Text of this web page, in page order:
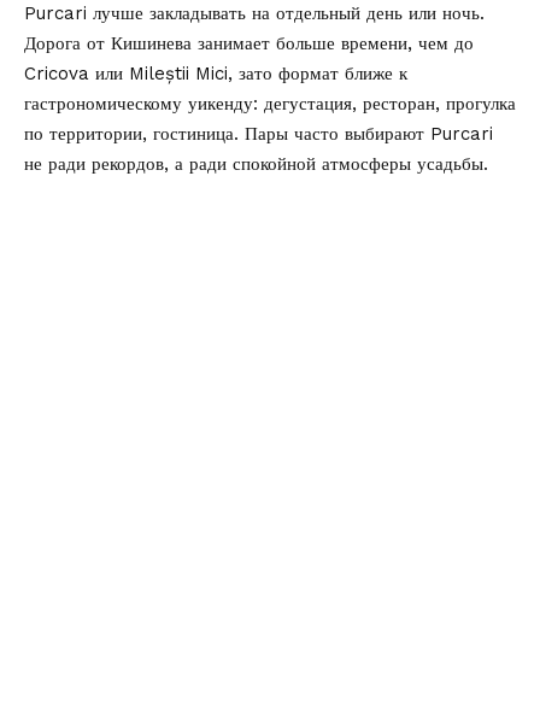
Purcari лучше закладывать на отдельный день или ночь.
Дорога от Кишинева занимает больше времени, чем до
Cricova или Mileștii Mici, зато формат ближе к
гастрономическому уикенду: дегустация, ресторан, прогулка
по территории, гостиница. Пары часто выбирают Purcari
не ради рекордов, а ради спокойной атмосферы усадьбы.